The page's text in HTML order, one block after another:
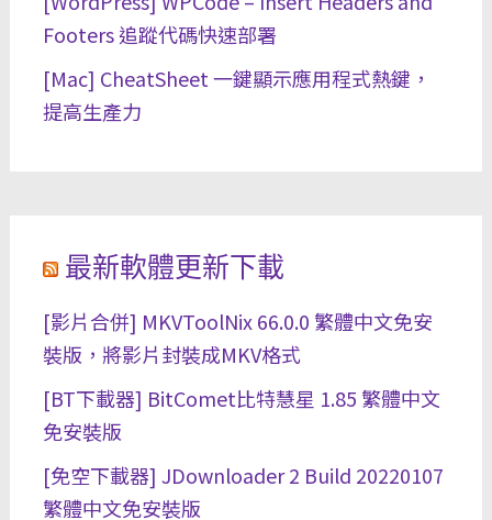
Footers 追蹤代碼快速部署
[Mac] CheatSheet 一鍵顯示應用程式熱鍵，
提高生產力
最新軟體更新下載
[影片合併] MKVToolNix 66.0.0 繁體中文免安
裝版，將影片封裝成MKV格式
[BT下載器] BitComet比特慧星 1.85 繁體中文
免安裝版
[免空下載器] JDownloader 2 Build 20220107
繁體中文免安裝版